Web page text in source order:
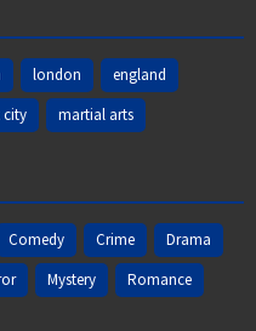
london
england
city
martial arts
Comedy Crime
Drama
Mystery
Romance